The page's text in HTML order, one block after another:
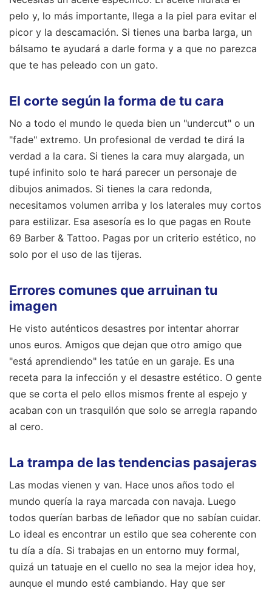
pelo y, lo más importante, llega a la piel para evitar el
picor y la descamación. Si tienes una barba larga, un
bálsamo te ayudará a darle forma y a que no parezca
que te has peleado con un gato.
El corte según la forma de tu cara
No a todo el mundo le queda bien un "undercut" o un
"fade" extremo. Un profesional de verdad te dirá la
verdad a la cara. Si tienes la cara muy alargada, un
tupé infinito solo te hará parecer un personaje de
dibujos animados. Si tienes la cara redonda,
necesitamos volumen arriba y los laterales muy cortos
para estilizar. Esa asesoría es lo que pagas en Route
69 Barber & Tattoo. Pagas por un criterio estético, no
solo por el uso de las tijeras.
Errores comunes que arruinan tu
imagen
He visto auténticos desastres por intentar ahorrar
unos euros. Amigos que dejan que otro amigo que
"está aprendiendo" les tatúe en un garaje. Es una
receta para la infección y el desastre estético. O gente
que se corta el pelo ellos mismos frente al espejo y
acaban con un trasquilón que solo se arregla rapando
al cero.
La trampa de las tendencias pasajeras
Las modas vienen y van. Hace unos años todo el
mundo quería la raya marcada con navaja. Luego
todos querían barbas de leñador que no sabían cuidar.
Lo ideal es encontrar un estilo que sea coherente con
tu día a día. Si trabajas en un entorno muy formal,
quizá un tatuaje en el cuello no sea la mejor idea hoy,
aunque el mundo esté cambiando. Hay que ser